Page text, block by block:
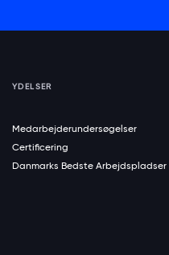
YDELSER
Medarbejderundersøgelser
Certificering
Danmarks Bedste Arbejdspladser